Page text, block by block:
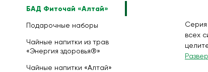
Чаи детские травяные «Фитоша»
Коллекция черного и зеленого
Чайные напитки «Алтай»
БАД Фиточай «Алтай»
Подарочные наборы
Чайные напитки из трав
«Энергия здоровья®»
Чайные напитки «Алтай»
Серия
всех